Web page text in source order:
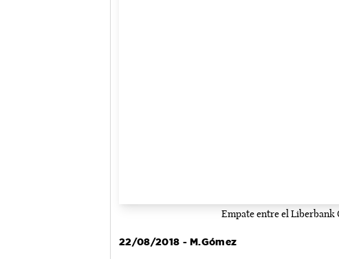
Empate entre el Liberbank
22/08/2018 - M.Gómez